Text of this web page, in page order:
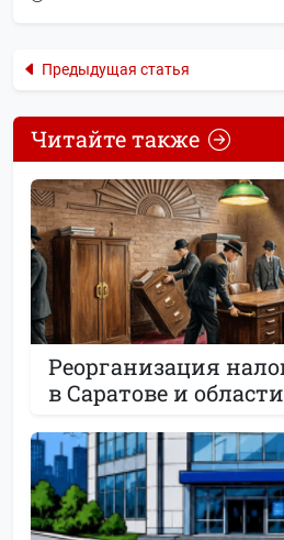
Предыдущая статья
Читайте также
Реорганизация
в Саратове и